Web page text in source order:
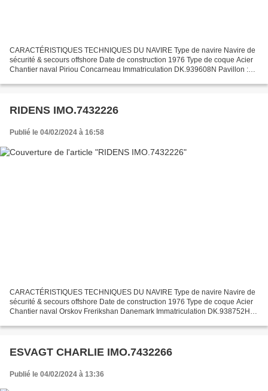
CARACTÉRISTIQUES TECHNIQUES DU NAVIRE Type de navire Navire de
sécurité & secours offshore Date de construction 1976 Type de coque Acier
Chantier naval Piriou Concarneau Immatriculation DK.939608N Pavillon :
RIDENS IMO.7432226
Publié le 04/02/2024 à 16:58
CARACTÉRISTIQUES TECHNIQUES DU NAVIRE Type de navire Navire de
sécurité & secours offshore Date de construction 1976 Type de coque Acier
Chantier naval Orskov Frerikshan Danemark Immatriculation DK.938752H
ESVAGT CHARLIE IMO.7432266
Publié le 04/02/2024 à 13:36